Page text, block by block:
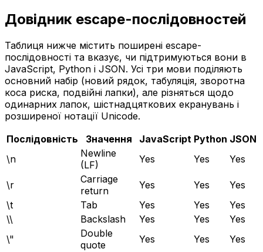
Довідник escape-послідовностей
Таблиця нижче містить поширені escape-
послідовності та вказує, чи підтримуються вони в
JavaScript, Python і JSON. Усі три мови поділяють
основний набір (новий рядок, табуляція, зворотна
коса риска, подвійні лапки), але різняться щодо
одинарних лапок, шістнадцяткових екранувань і
розширеної нотації Unicode.
Послідовність
Значення JavaScript Python JSON
\n
Newline
(LF)
Yes Yes Yes
\r
Carriage
return
Yes Yes
Yes
\t
Tab Yes Yes
Yes
\\
Backslash Yes Yes
Yes
\"
Double
quote
Yes Yes
Yes